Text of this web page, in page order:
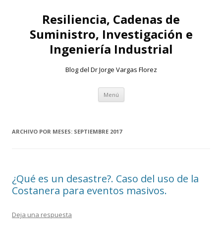
Resiliencia, Cadenas de
Suministro, Investigación e
Ingeniería Industrial
Blog del Dr Jorge Vargas Florez
Menú Ir
contenido
ARCHIVO POR MESES: SEPTIEMBRE 2017
¿Qué es un desastre?. Caso del uso de la
Costanera para eventos masivos.
Deja una respuesta